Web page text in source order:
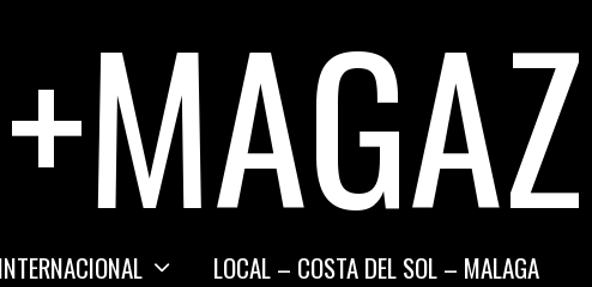
LOCAL – COSTA DEL SOL – MALAGA